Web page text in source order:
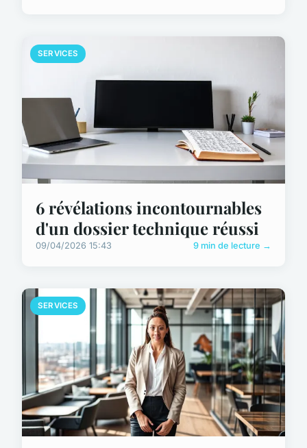
SERVICES
6 révélations incontournables
d'un dossier technique réussi
09/04/2026 15:43 9 min de lecture →
SERVICES